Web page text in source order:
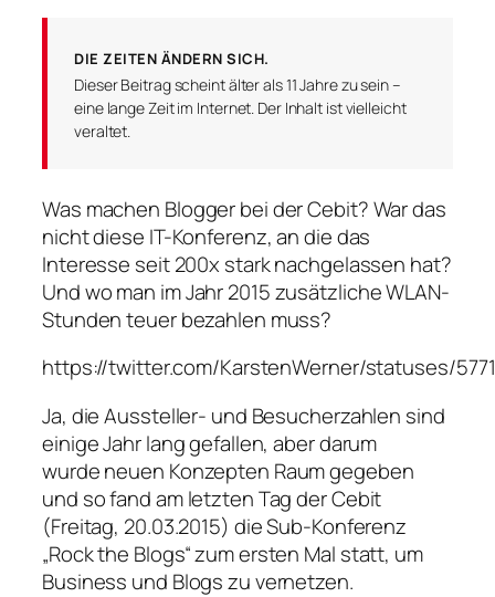
DIE ZEITEN ÄNDERN SICH.
Dieser Beitrag scheint älter als 11 Jahre zu sein –
eine lange Zeit im Internet. Der Inhalt ist vielleicht
veraltet.
Was machen Blogger bei der Cebit? War das
nicht diese IT-Konferenz, an die das
Interesse seit 200x stark nachgelassen hat?
Und wo man im Jahr 2015 zusätzliche WLAN-
Stunden teuer bezahlen muss?
https://twitter.com/KarstenWerner/statuses/
Ja, die Aussteller- und Besucherzahlen sind
einige Jahr lang gefallen, aber darum
wurde neuen Konzepten Raum gegeben
und so fand am letzten Tag der Cebit
(Freitag, 20.03.2015) die Sub-Konferenz
„Rock the Blogs“ zum ersten Mal statt, um
Business und Blogs zu vernetzen.